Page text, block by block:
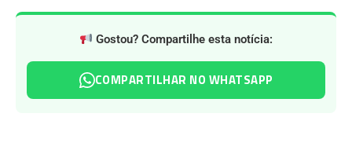
Gostou? Compartilhe esta notícia:
COMPARTILHAR NO WHATSAPP